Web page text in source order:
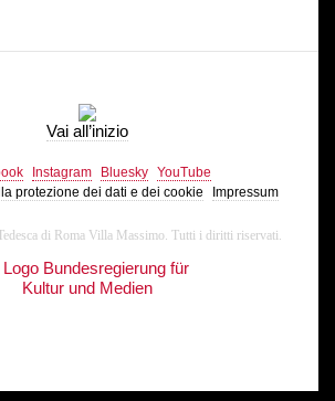
Vai all’inizio
Instagram Bluesky YouTube
protezione dei dati e dei cookie
Impressum
di Roma Villa Massimo. Tutti i diritti riservati.